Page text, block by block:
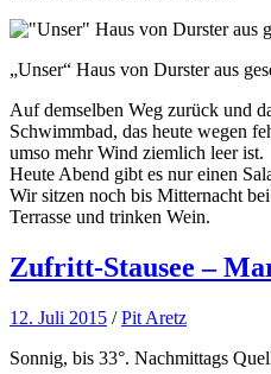
„Unser“ Haus von Durster aus
Auf demselben Weg zurück und
Schwimmbad, das heute wegen
umso mehr Wind ziemlich leer ist.
Heute Abend gibt es nur einen
Wir sitzen noch bis Mitternacht
Terrasse und trinken Wein.
Zufritt-Stausee –
12. Juli 2015 /Pit Aretz
Sonnig, bis 33°. Nachmittags